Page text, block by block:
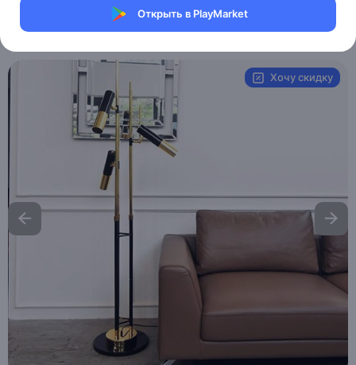
Открыть в PlayMarket
Магазин Weller Store
Артикул:MXM9522840557
Хочу скидку